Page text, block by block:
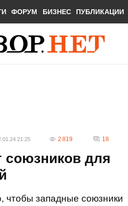
ФОРУМ БИЗНЕС ПУБЛИКАЦИИ
21:25 2 819 18
союзников для
чтобы западные союзники